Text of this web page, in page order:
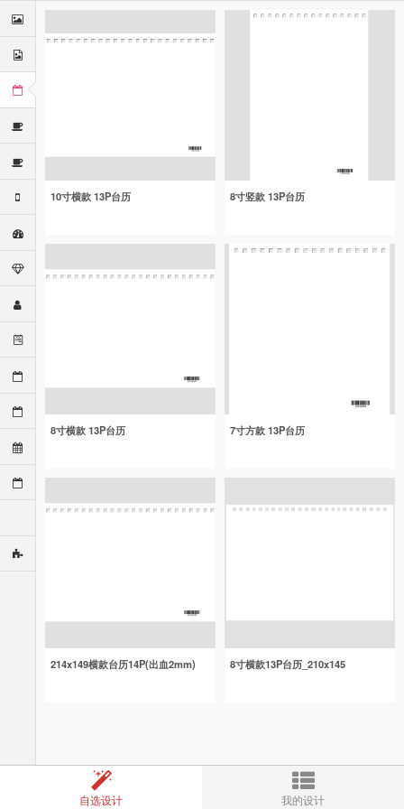
10寸横款 13P台历 8寸竖款 13P台历
8寸横款 13P台历 7寸方款 13P台历
214x149横款台历14P(出血2mm) 8寸横款13P台历_210x145
自选设计 我的设计